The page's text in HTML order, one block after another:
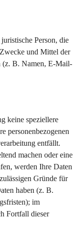
Person, die
und Mittel der
(z. B. Namen, E-Mail-
keine speziellere
personenbezogenen
entfällt.
machen oder eine
werden Ihre Daten
Gründe für
haben (z. B.
im
Fortfall dieser